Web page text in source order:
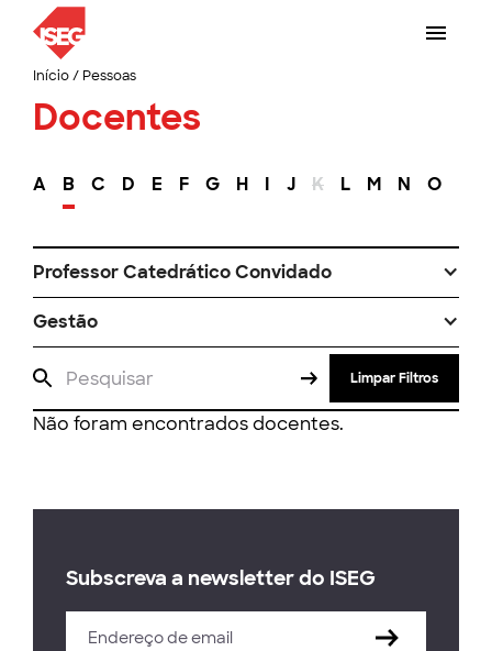
Início/ Pessoas
Docentes
A B C D E F G H I J K L M N O
Professor Catedrático Convidado
Gestão
Limpar Filtros
Não foram encontrados docentes.
Subscreva a newsletter do ISEG